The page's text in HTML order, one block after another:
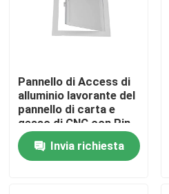
Prodotti
Circa noi
Pannello di Access di
alluminio lavorante del
pannello di carta e
gesso di CNC con Pin
Hinge
Invia richiesta